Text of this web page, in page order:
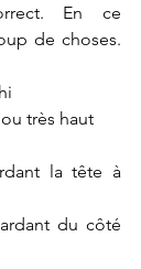
En ce
de choses.
très haut
la tête à
du côté